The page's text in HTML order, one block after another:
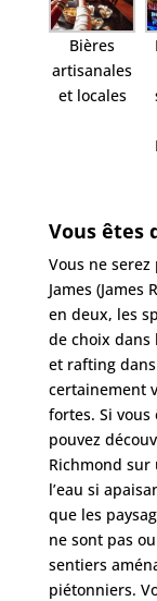
Bières
artisanales
et locales
Vous êtes
Vous ne
James
en deux, les
de choix dans
et rafting
certainement
fortes. Si
pouvez
Richmond sur
l’eau si
que les
ne sont pas
sentiers
piétonniers.